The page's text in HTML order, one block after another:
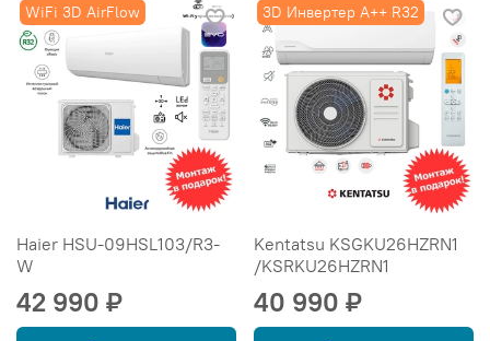
WiFi 3D AirFlow
Haier HSU-09HSL103/R3-
W
42 990 ₽
3D Инвертер A++ R32
Kentatsu KSGKU26HZRN1
/KSRKU26HZRN1
40 990 ₽